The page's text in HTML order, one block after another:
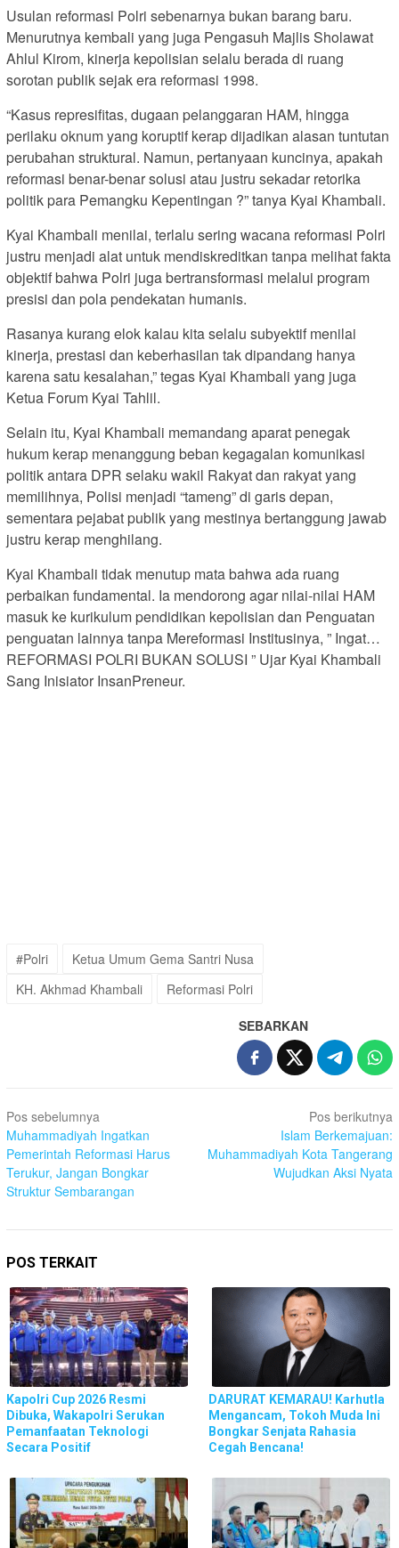
Usulan reformasi Polri sebenarnya bukan barang baru.
Menurutnya kembali yang juga Pengasuh Majlis Sholawat
Ahlul Kirom, kinerja kepolisian selalu berada di ruang
sorotan publik sejak era reformasi 1998.
“Kasus represifitas, dugaan pelanggaran HAM, hingga
perilaku oknum yang koruptif kerap dijadikan alasan tuntutan
perubahan struktural. Namun, pertanyaan kuncinya, apakah
reformasi benar-benar solusi atau justru sekadar retorika
politik para Pemangku Kepentingan ?” tanya Kyai Khambali.
Kyai Khambali menilai, terlalu sering wacana reformasi Polri
justru menjadi alat untuk mendiskreditkan tanpa melihat fakta
objektif bahwa Polri juga bertransformasi melalui program
presisi dan pola pendekatan humanis.
Rasanya kurang elok kalau kita selalu subyektif menilai
kinerja, prestasi dan keberhasilan tak dipandang hanya
karena satu kesalahan,” tegas Kyai Khambali yang juga
Ketua Forum Kyai Tahlil.
Selain itu, Kyai Khambali memandang aparat penegak
hukum kerap menanggung beban kegagalan komunikasi
politik antara DPR selaku wakil Rakyat dan rakyat yang
memilihnya, Polisi menjadi “tameng” di garis depan,
sementara pejabat publik yang mestinya bertanggung jawab
justru kerap menghilang.
Kyai Khambali tidak menutup mata bahwa ada ruang
perbaikan fundamental. Ia mendorong agar nilai-nilai HAM
masuk ke kurikulum pendidikan kepolisian dan Penguatan
penguatan lainnya tanpa Mereformasi Institusinya, ” Ingat…
REFORMASI POLRI BUKAN SOLUSI ” Ujar Kyai Khambali
Sang Inisiator InsanPreneur.
#Polri
Ketua Umum Gema Santri Nusa
KH. Akhmad Khambali
Reformasi Polri
SEBARKAN
Navigasi
pos
Pos sebelumnya
Muhammadiyah Ingatkan
Pemerintah Reformasi Harus
Terukur, Jangan Bongkar
Struktur Sembarangan
Pos berikutnya
Islam Berkemajuan:
Muhammadiyah Kota Tangerang
Wujudkan Aksi Nyata
POS TERKAIT
Kapolri Cup 2026 Resmi
Dibuka, Wakapolri Serukan
Pemanfaatan Teknologi
Secara Positif
DARURAT KEMARAU! Karhutla
Mengancam, Tokoh Muda Ini
Bongkar Senjata Rahasia
Cegah Bencana!